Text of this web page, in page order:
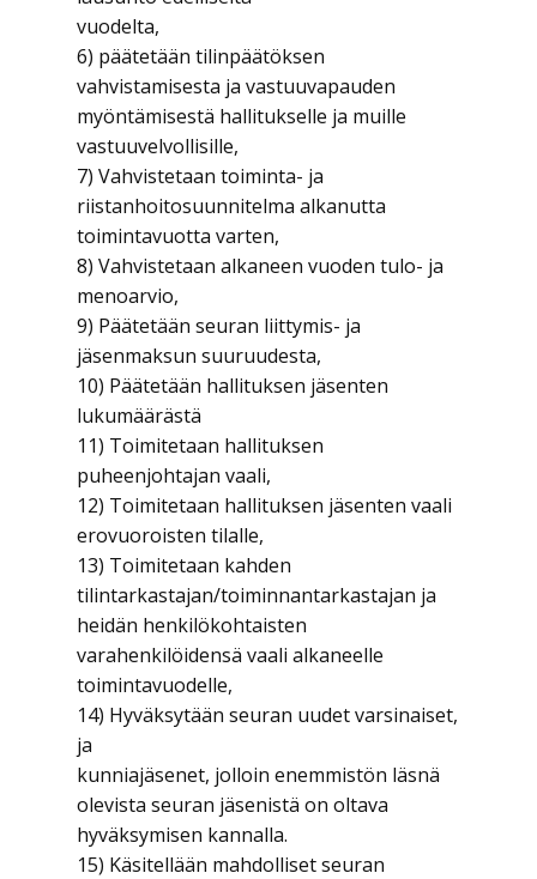
vuodelta,
6) päätetään tilinpäätöksen
vahvistamisesta ja vastuuvapauden
myöntämisestä hallitukselle ja muille
vastuuvelvollisille,
7) Vahvistetaan toiminta- ja
riistanhoitosuunnitelma alkanutta
toimintavuotta varten,
8) Vahvistetaan alkaneen vuoden tulo- ja
menoarvio,
9) Päätetään seuran liittymis- ja
jäsenmaksun suuruudesta,
10) Päätetään hallituksen jäsenten
lukumäärästä
11) Toimitetaan hallituksen
puheenjohtajan vaali,
12) Toimitetaan hallituksen jäsenten vaali
erovuoroisten tilalle,
13) Toimitetaan kahden
tilintarkastajan/toiminnantarkastajan ja
heidän henkilökohtaisten
varahenkilöidensä vaali alkaneelle
toimintavuodelle,
14) Hyväksytään seuran uudet varsinaiset,
ja
kunniajäsenet, jolloin enemmistön läsnä
olevista seuran jäsenistä on oltava
hyväksymisen kannalla.
15) Käsitellään mahdolliset seuran